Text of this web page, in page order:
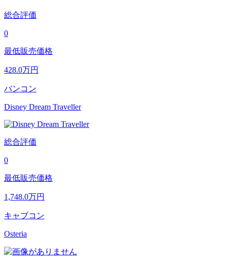
総合評価
0
最低販売価格
428.0万円
バンコン
Disney Dream Traveller
総合評価
0
最低販売価格
1,748.0万円
キャブコン
Osteria